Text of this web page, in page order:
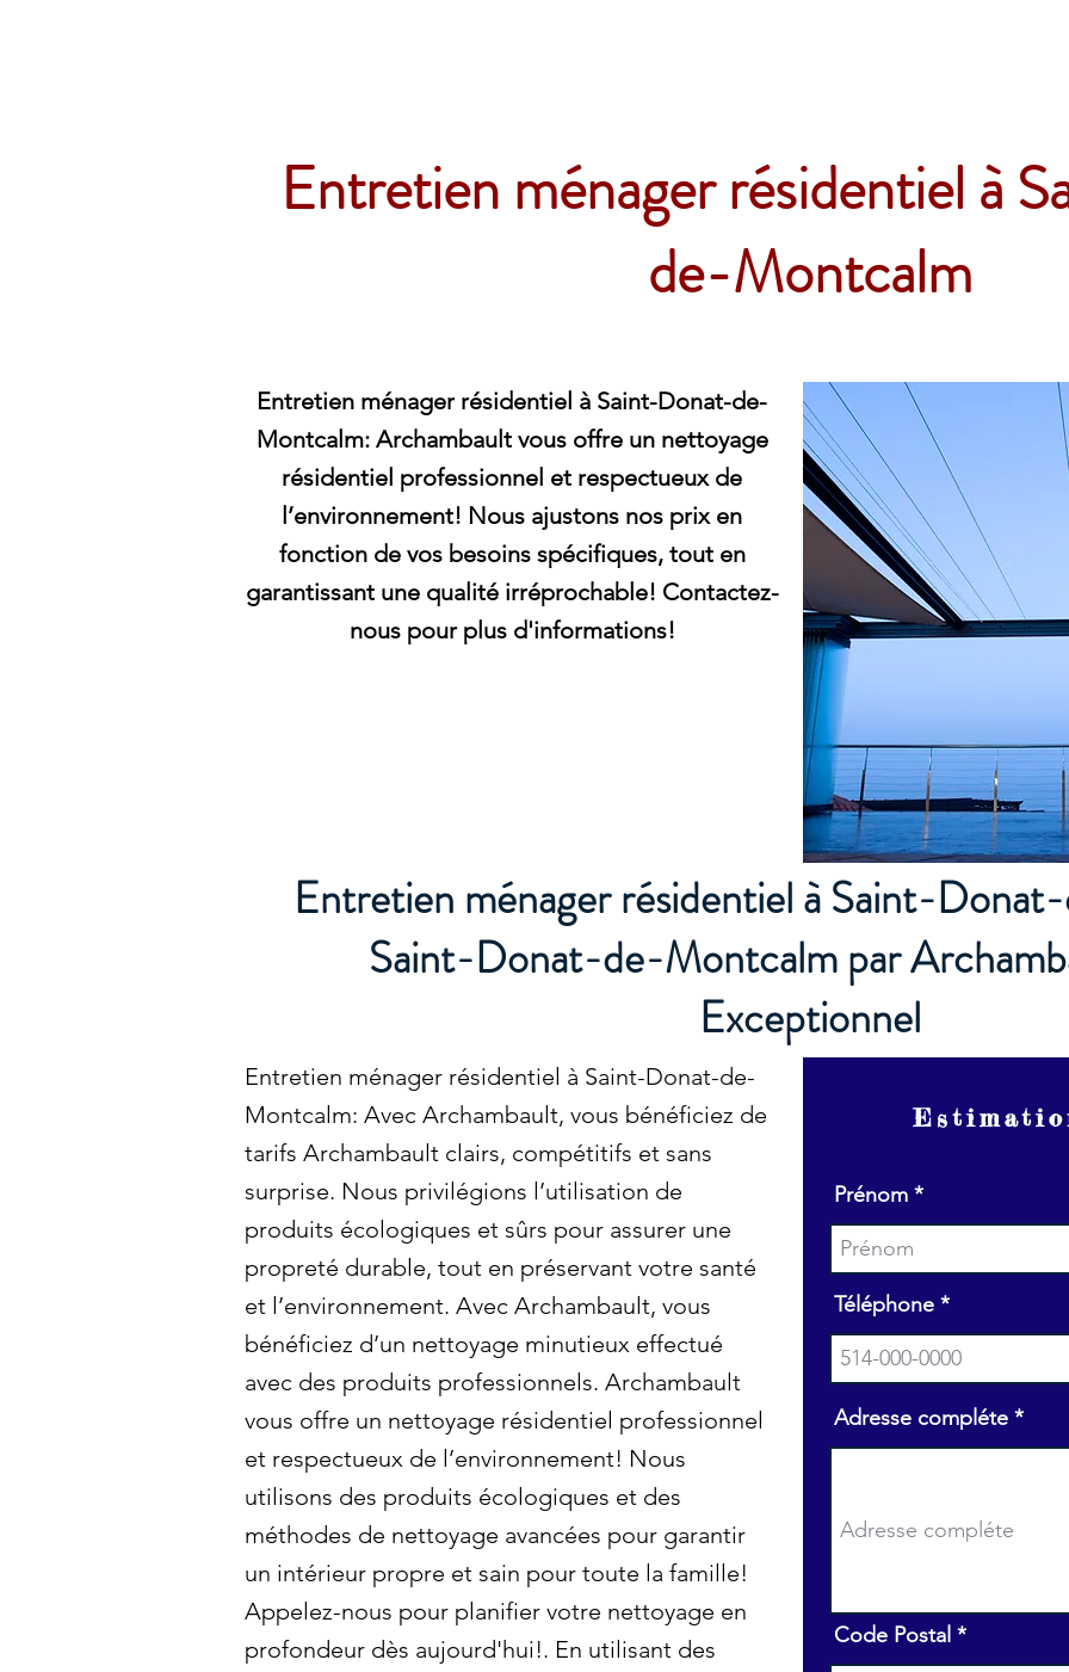
Entretien ménager résidentiel à
de-Montcalm
Entretien ménager résidentiel à Saint-Donat-de-
Montcalm: Archambault vous offre un nettoyage
résidentiel professionnel et respectueux de
l’environnement! Nous ajustons nos prix en
fonction de vos besoins spécifiques, tout en
garantissant une qualité irréprochable! Contactez-
nous pour plus d'informations!
Entretien ménager résidentiel à Saint-
Saint-Donat-de-Montcalm par
Exceptionnel
Entretien ménager résidentiel à Saint-Donat-de-
Montcalm: Avec Archambault, vous bénéficiez de
tarifs Archambault clairs, compétitifs et sans
surprise. Nous privilégions l’utilisation de
produits écologiques et sûrs pour assurer une
propreté durable, tout en préservant votre santé
et l’environnement. Avec Archambault, vous
bénéficiez d’un nettoyage minutieux effectué
avec des produits professionnels. Archambault
vous offre un nettoyage résidentiel professionnel
et respectueux de l’environnement! Nous
utilisons des produits écologiques et des
méthodes de nettoyage avancées pour garantir
un intérieur propre et sain pour toute la famille!
Appelez-nous pour planifier votre nettoyage en
profondeur dès aujourd'hui!. En utilisant des
Prénom
Téléphone
Adresse compléte
Code Postal